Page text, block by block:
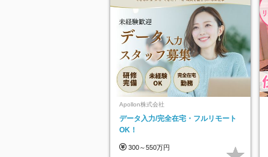
Apollon株式会社
データ入力/完全在宅・フルリモート
OK！
300～550万円